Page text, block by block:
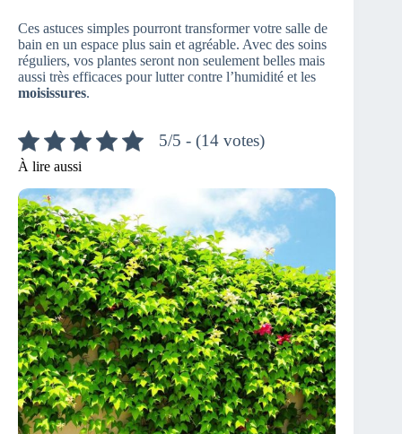
Ces astuces simples pourront transformer votre salle de
bain en un espace plus sain et agréable. Avec des soins
réguliers, vos plantes seront non seulement belles mais
aussi très efficaces pour lutter contre l’humidité et les
moisissures.
5/5 - (14 votes)
À lire aussi